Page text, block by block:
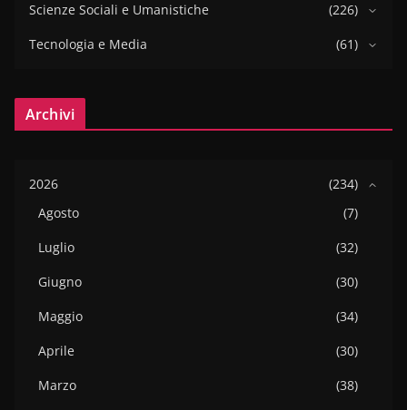
Scienze Sociali e Umanistiche
(226)
Tecnologia e Media
(61)
Archivi
2026
(234)
Agosto
(7)
Luglio
(32)
Giugno
(30)
Maggio
(34)
Aprile
(30)
Marzo
(38)